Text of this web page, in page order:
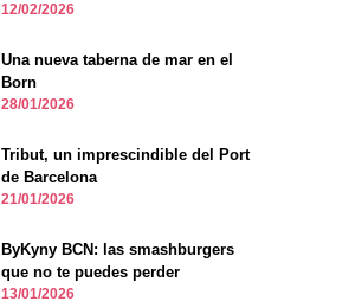
12/02/2026
Una nueva taberna de mar en el
Born
28/01/2026
Tribut, un imprescindible del Port
de Barcelona
21/01/2026
ByKyny BCN: las smashburgers
que no te puedes perder
13/01/2026